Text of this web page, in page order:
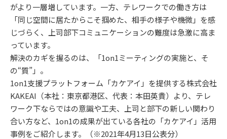
がより一層増しています。一方、テレワークでの働き方は
「同じ空間に居たからこそ掴めた、相手の様子や機微」を感
じづらく、上司部下コミュニケーションの難度は急激に高ま
っています。
解決のカギを握るのは、「1on1ミーティングの実施と、そ
の“質”」。
1on1支援プラットフォーム「カケアイ」を提供する株式会社
KAKEAI（本社：東京都港区、代表：本田英貴）より、テレ
ワーク下ならではの意識や工夫、上司と部下の新しい関わり
合い方など、1on1の成果が出ている各社の「カケアイ」活用
事例をご紹介します。（※2021年4月13日公表分）